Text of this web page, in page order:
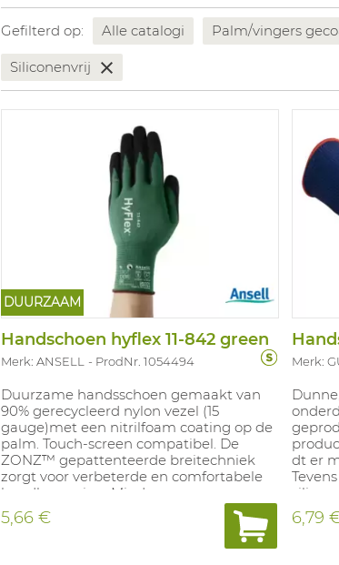
Gefilterd op: Alle catalogi Palm/vingers
Siliconenvrij
DUURZAAM
Handschoen hyflex 11-842 green
Merk: ANSELL ProdNr. 1054494
Duurzame handsschoen gemaakt van
90% gerecycleerd nylon vezel (15
gauge)met een nitrilfoam coating op de
palm. Touch-screen compatibel. De
ZONZ™ gepattenteerde breitechniek
zorgt voor verbeterde en comfortabele
handbeweging. Minder
verpakkingsmateriaal door het
weglaten van plastic in de
5,66 €
Merk:
dt er
liner
een
6,79